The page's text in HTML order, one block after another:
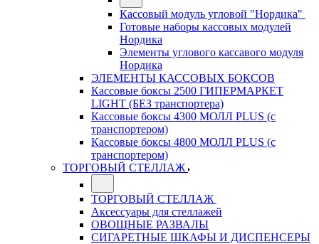
Кассовый модуль угловой "Нордика"
Готовые наборы кассовых модулей
Нордика
Элементы углового кассавого модуля
Нордика
ЭЛЕМЕНТЫ КАССОВЫХ БОКСОВ
Кассовые боксы 2500 ГИПЕРМАРКЕТ
LIGHT (БЕЗ транспортера)
Кассовые боксы 4300 МОЛЛ PLUS (с
транспортером)
Кассовые боксы 4800 МОЛЛ PLUS (с
транспортером)
ТОРГОВЫЙ СТЕЛЛАЖ
ТОРГОВЫЙ СТЕЛЛАЖ
Аксессуары для стеллажей
ОВОЩНЫЕ РАЗВАЛЫ
СИГАРЕТНЫЕ ШКАФЫ И ДИСПЕНСЕРЫ